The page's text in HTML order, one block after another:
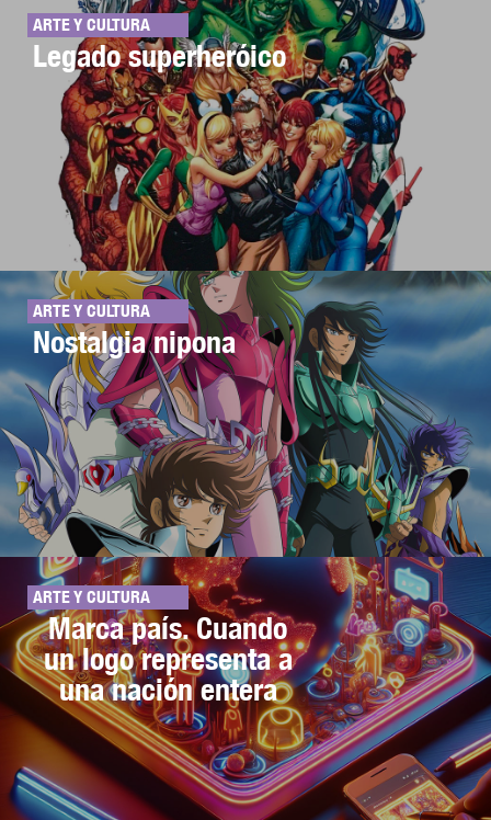
ARTE Y CULTURA
Legado superheróico
ARTE Y CULTURA
Nostalgia nipona
ARTE Y CULTURA
Marca país. Cuando
un logo representa a
una nación entera